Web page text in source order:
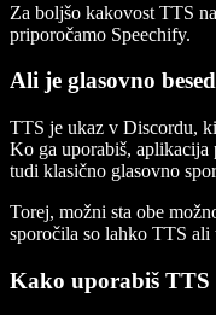
Za boljšo kakovost TTS
priporočamo Speechify.
Ali je glasovno
TTS je ukaz v Discordu,
Ko ga uporabiš, aplikacija
tudi klasično glasovno
Torej, možni sta obe
sporočila so lahko TTS
Kako uporabiš TTS